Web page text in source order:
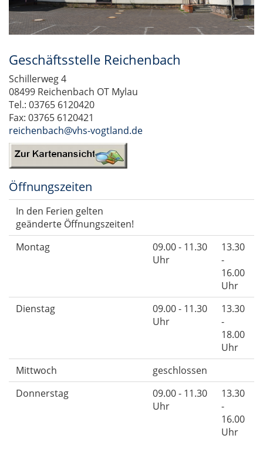
Geschäftsstelle Reichenbach
Schillerweg 4
08499 Reichenbach OT Mylau
Tel.: 03765 6120420
Fax: 03765 6120421
reichenbach@vhs-vogtland.de
Öffnungszeiten
In den Ferien gelten
geänderte Öffnungszeiten!
Montag
09.00 - 11.30
Uhr
13.30
-
16.00
Uhr
Dienstag
09.00 - 11.30
Uhr
13.30
-
18.00
Uhr
Mittwoch
geschlossen
Donnerstag
09.00 - 11.30
Uhr
13.30
-
16.00
Uhr